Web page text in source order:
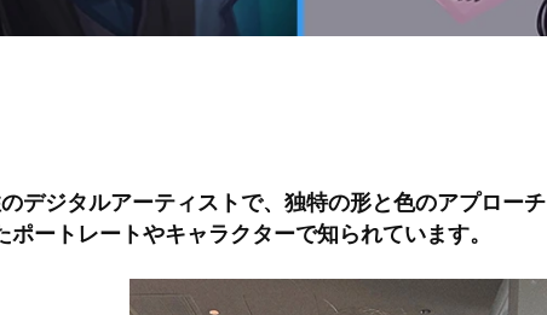
デジタルアーティストで、独特の形と色のアプローチ
ートレートやキャラクターで知られています。